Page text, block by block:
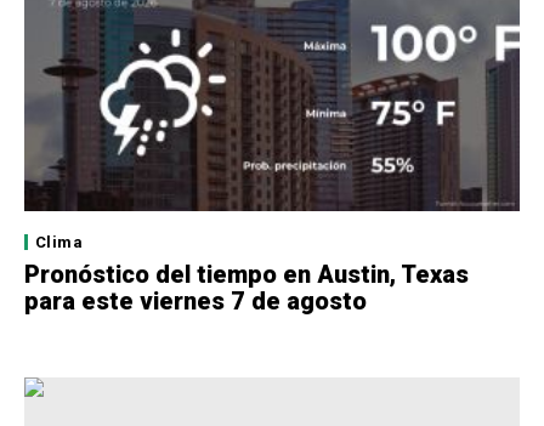
Clima
Pronóstico del tiempo en Austin, Texas
para este viernes 7 de agosto